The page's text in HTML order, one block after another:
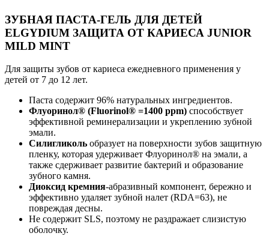
ЗУБНАЯ ПАСТА-ГЕЛЬ ДЛЯ ДЕТЕЙ
ELGYDIUM ЗАЩИТА ОТ КАРИЕСА JUNIOR
MILD MINT
Для защиты зубов от кариеса ежедневного применения у
детей от 7 до 12 лет.
Паста содержит 96% натуральных ингредиентов.
Флуоринол® (Fluorinol® =1400 ppm) способствует
эффективной реминерализации и укреплению зубной
эмали.
Силигликоль образует на поверхности зубов защитную
пленку, которая удерживает Флуоринол® на эмали, а
также сдерживает развитие бактерий и образование
зубного камня.
Диоксид кремния-абразивный компонент, бережно и
эффективно удаляет зубной налет (RDA=63), не
повреждая десны.
Не содержит SLS, поэтому не раздражает слизистую
оболочку.